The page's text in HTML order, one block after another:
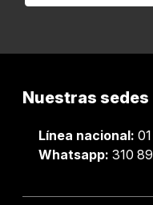
Nuestras sedes
Línea nacional:
Whatsapp: 310